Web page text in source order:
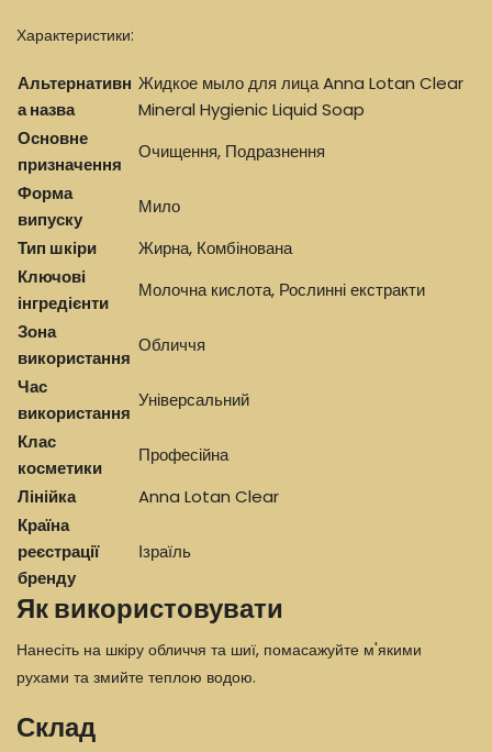
Характеристики:
Альтернативн
а назва
Жидкое мыло для лица Anna Lotan Clear
Mineral Hygienic Liquid Soap
Основне
призначення
Очищення, Подразнення
Форма
випуску
Мило
Тип шкіри
Жирна, Комбінована
Ключові
інгредієнти
Молочна кислота, Рослинні екстракти
Зона
використання
Обличчя
Час
використання
Універсальний
Клас
косметики
Професійна
Лінійка
Anna Lotan Clear
Країна
реєстрації
бренду
Ізраїль
Як використовувати
Нанесіть на шкіру обличчя та шиї, помасажуйте м'якими
рухами та змийте теплою водою.
Склад